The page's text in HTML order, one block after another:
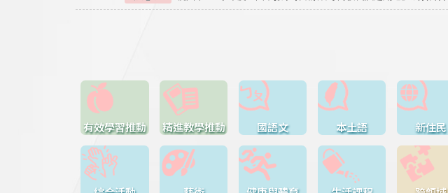
有效學習推動 精進教學推動 國語文 本土語 新住民